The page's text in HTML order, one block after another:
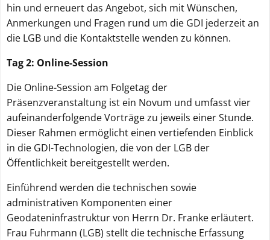
hin und erneuert das Angebot, sich mit Wünschen,
Anmerkungen und Fragen rund um die GDI jederzeit an
die LGB und die Kontaktstelle wenden zu können.
Tag 2: Online-Session
Die Online-Session am Folgetag der
Präsenzveranstaltung ist ein Novum und umfasst vier
aufeinanderfolgende Vorträge zu jeweils einer Stunde.
Dieser Rahmen ermöglicht einen vertiefenden Einblick
in die GDI-Technologien, die von der LGB der
Öffentlichkeit bereitgestellt werden.
Einführend werden die technischen sowie
administrativen Komponenten einer
Geodateninfrastruktur von Herrn Dr. Franke erläutert.
Frau Fuhrmann (LGB) stellt die technische Erfassung